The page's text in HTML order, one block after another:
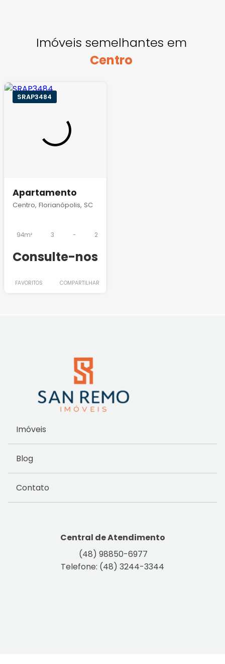
Imóveis semelhantes em
Centro
SRAP3484
Apartamento
Centro, Florianópolis, SC
94m² 3 - 2
Consulte-nos
FAVORITOS COMPARTILHAR
Imóveis
Blog
Contato
Central de Atendimento
(48) 98850-6977
Telefone: (48) 3244-3344